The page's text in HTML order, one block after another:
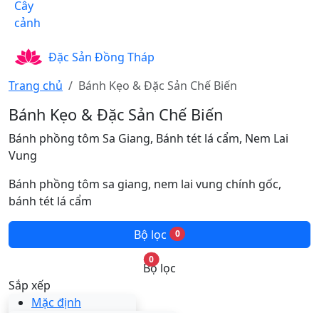
Đặc Sản Đồng Tháp
Trang chủ
Bánh Kẹo & Đặc Sản Chế Biến
Bánh Kẹo & Đặc Sản Chế Biến
Bánh phồng tôm Sa Giang, Bánh tét lá cẩm, Nem Lai
Vung
Bánh phồng tôm sa giang, nem lai vung chính gốc,
bánh tét lá cẩm
Bộ lọc 0
Bộ lọc
0
Sắp xếp
Mặc định
Mức giá